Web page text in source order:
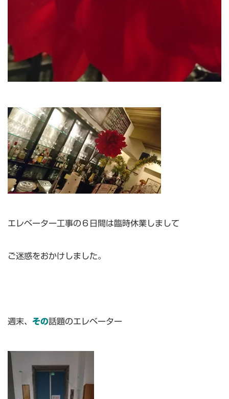
エレベーター工事の６日間は臨時休業しまして
ご迷惑をおかけしました。
週末、 その話題のエレベーター